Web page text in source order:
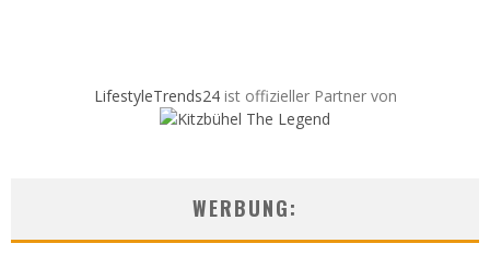
LifestyleTrends24ist offizieller Partner von
WERBUNG: